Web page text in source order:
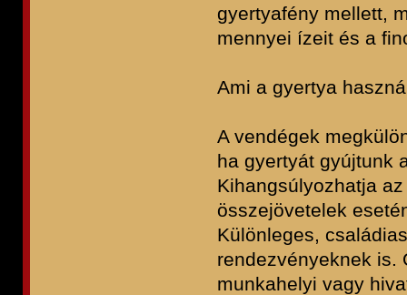
gyertyafény mellett,
mennyei ízeit és a
Ami a gyertya
A vendégek
ha gyertyát gyújtunk
Kihangsúlyozhatja
összejövetelek
Különleges,
rendezvényeknek is.
munkahelyi vagy